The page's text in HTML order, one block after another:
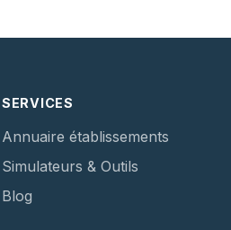
SERVICES
Annuaire établissements
Simulateurs & Outils
Blog